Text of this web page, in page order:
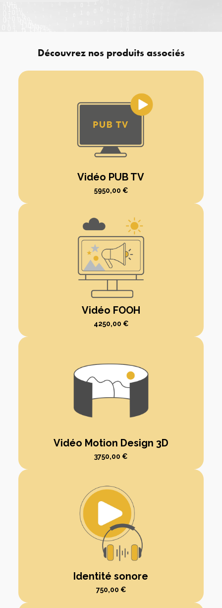
Découvrez nos produits associés
Vidéo PUB TV
5950,00 €
Vidéo FOOH
4250,00 €
Vidéo Motion Design 3D
3750,00 €
Identité sonore
750,00 €